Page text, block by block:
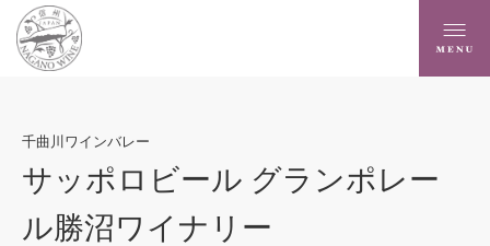
千曲川ワインバレー
サッポロビール グランポレー
ル勝沼ワイナリー